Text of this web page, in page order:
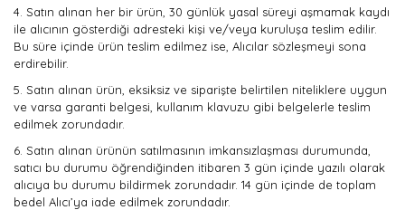
4. Satın alınan her bir ürün, 30 günlük yasal süreyi aşmamak kaydı
ile alıcının gösterdiği adresteki kişi ve/veya kuruluşa teslim edilir.
Bu süre içinde ürün teslim edilmez ise, Alıcılar sözleşmeyi sona
erdirebilir.
5. Satın alınan ürün, eksiksiz ve siparişte belirtilen niteliklere uygun
ve varsa garanti belgesi, kullanım klavuzu gibi belgelerle teslim
edilmek zorundadır.
6. Satın alınan ürünün satılmasının imkansızlaşması durumunda,
satıcı bu durumu öğrendiğinden itibaren 3 gün içinde yazılı olarak
alıcıya bu durumu bildirmek zorundadır. 14 gün içinde de toplam
bedel Alıcı’ya iade edilmek zorundadır.